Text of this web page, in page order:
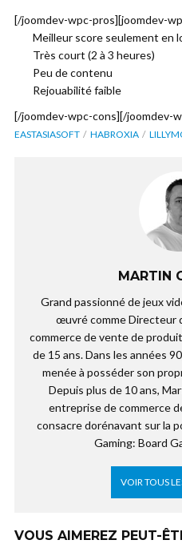
[/joomdev-wpc-pros][joomdev-
Meilleur score seulement en
Très court (2 à 3 heures)
Peu de contenu
Rejouabilité faible
[/joomdev-wpc-cons][/joomdev-
EASTASIASOFT HABROXIA
MARTIN
Grand passionné de jeux
œuvré comme Directeur
commerce de vente de
de 15 ans. Dans les années
menée à posséder son
Depuis plus de 10 ans,
entreprise de commerce
consacre dorénavant sur la
Gaming: Board
VOIR TOUS
VOUS AIMEREZ PEUT-